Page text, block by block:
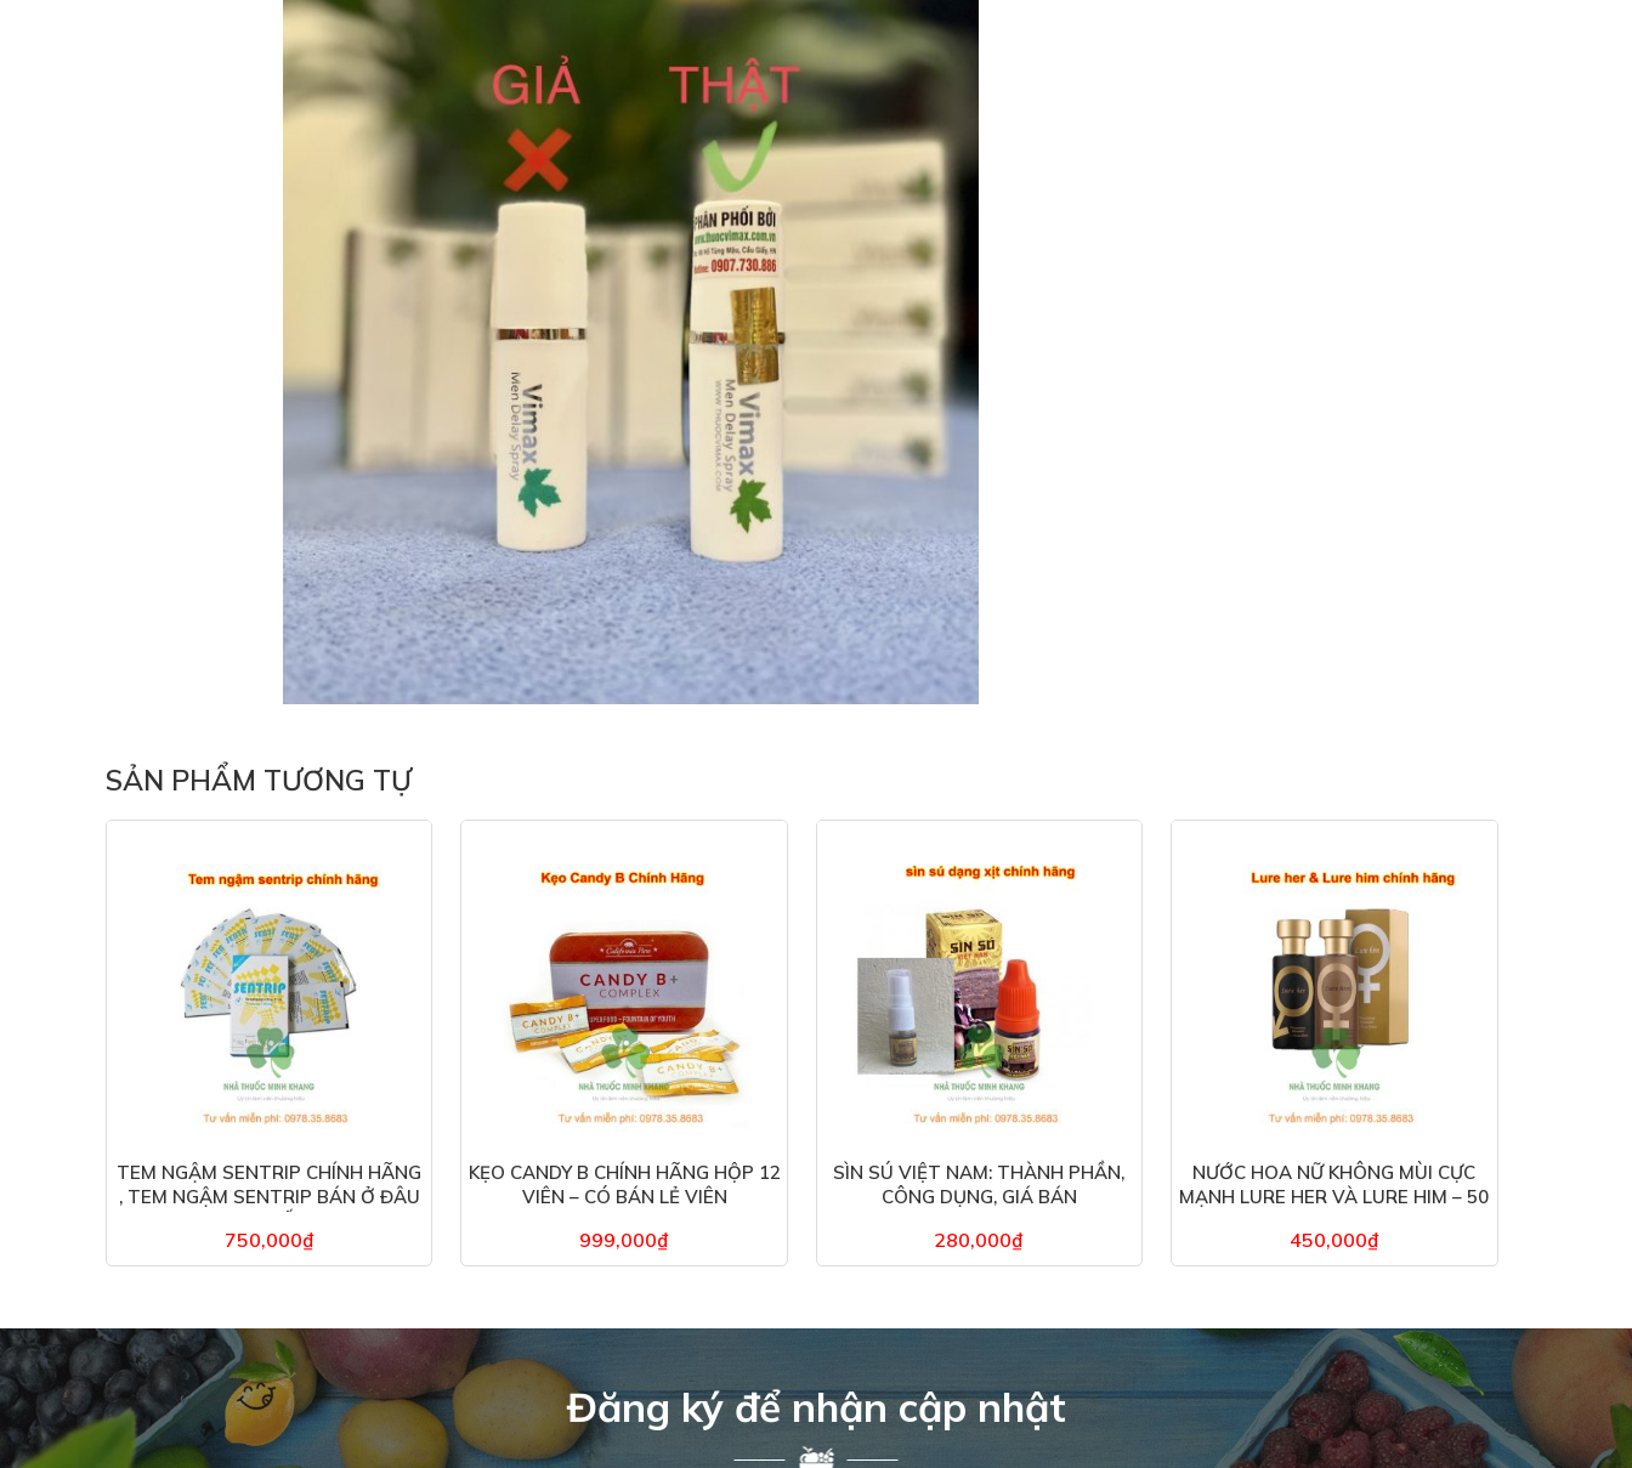
SẢN PHẨM TƯƠNG TỰ
TEM NGẬM SENTRIP CHÍNH HÃNG
, TEM NGẬM SENTRIP BÁN Ở ĐÂU
750,000₫
KẸO CANDY B CHÍNH HÃNG HỘP 12
VIÊN – CÓ BÁN LẺ VIÊN
999,000₫
SÌN SÚ VIỆT NAM: THÀNH PHẦN,
CÔNG DỤNG, GIÁ BÁN
280,000₫
NƯỚC HOA NỮ KHÔNG MÙI CỰC
MẠNH LURE HER VÀ LURE HIM – 50
450,000₫
Đăng ký để nhận cập nhật